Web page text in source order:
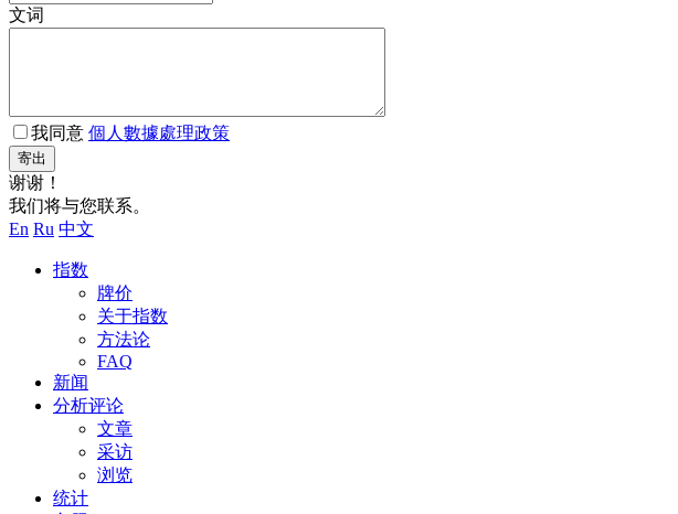
文词
我同意 個人數據處理政策
寄出
谢谢！
我们将与您联系。
En Ru 中文
指数
牌价
关于指数
方法论
FAQ
新闻
分析评论
文章
采访
浏览
统计